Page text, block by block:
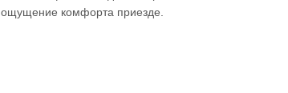
комфорта приезде.